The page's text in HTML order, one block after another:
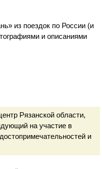
из поездок по России (и
и описаниями
Рязанской области,
на участие в
и